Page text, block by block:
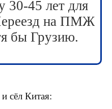
30-45 лет для
на ПМЖ
бы Грузию.
сёл Китая: